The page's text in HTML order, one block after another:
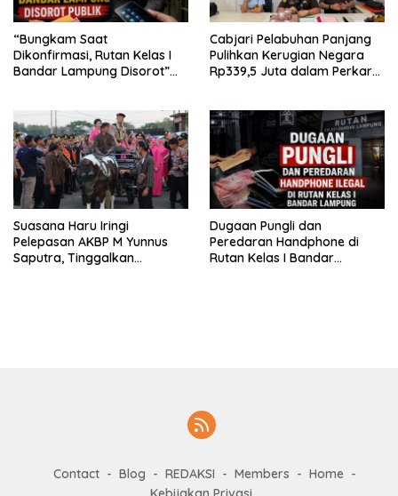
“Bungkam Saat
Dikonfirmasi, Rutan Kelas I
Bandar Lampung Disorot”
Cabjari Pelabuhan Panjang
Pulihkan Kerugian Negara
Rp339,5 Juta dalam Perkara
Suasana Haru Iringi
Pelepasan AKBP M Yunnus
Saputra, Tinggalkan
Dugaan Pungli dan
Peredaran Handphone di
Rutan Kelas I Bandar
Contact Blog REDAKSI Members
Home